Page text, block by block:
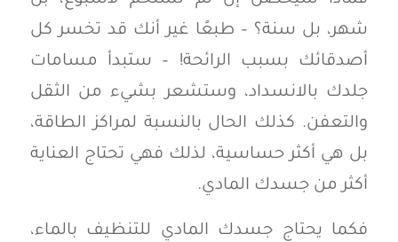
شهر، بل سنة؟ – طبعًا غير أنك قد تخسر كل
أصدقائك بسبب الرائحة! – ستبدأ مسامات
جلدك بالانسداد، وستشعر بشيء من الثقل
والتعفن. كذلك الحال بالنسبة لمراكز الطاقة،
بل هي أكثر حساسية، لذلك فهي تحتاج العناية
أكثر من جسدك المادي.
فكما يحتاج جسدك المادي للتنظيف بالماء،